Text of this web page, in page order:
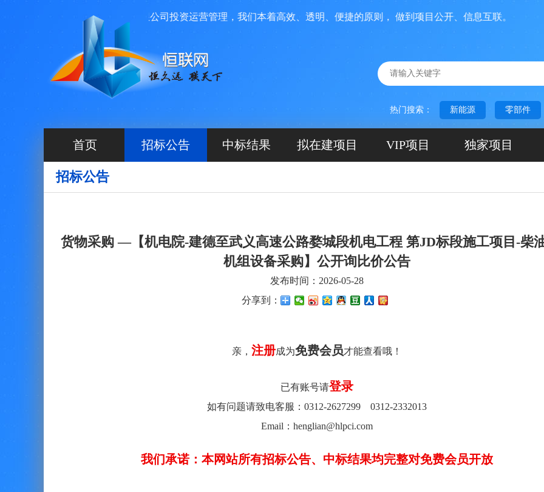
，由河北源航网络科技有限公司投资运营管理，我们本着高效、透明、便捷的原则， 做到项目公开、信息互联。
热门搜索： 新能源 零部件
首页 招标公告 中标结果 拟在建项目 VIP项目 独家项目
招标公告
货物采购 —【机电院-建德至武义高速公路婺城段机电工程 第JD标段施工项目-柴
机组设备采购】公开询比价公告
发布时间：2026-05-28
分享到：
亲， 注册成为免费会员才能查看哦！
已有账号请登录
如有问题请致电客服：0312-2627299 0312-2332013
Email：henglian@hlpci.com
我们承诺：本网站所有招标公告、中标结果均完整对免费会员开放